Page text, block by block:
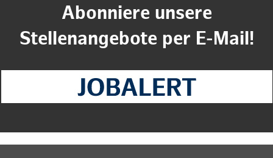
Abonniere unsere
Stellenangebote per E-Mail!